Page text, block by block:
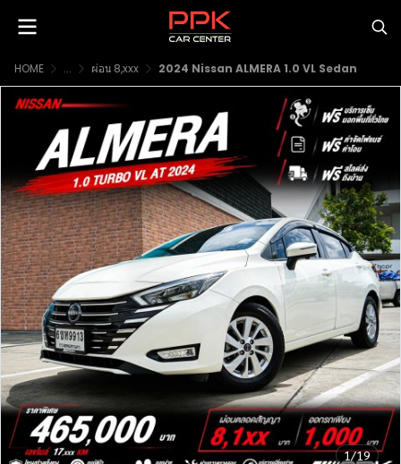
HOME ... ผ่อน 8,xxx 2024 Nissan ALMERA 1.0 VL Sedan
1/19